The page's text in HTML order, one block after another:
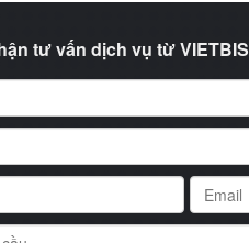
tư vấn dịch vụ từ VIETBIS